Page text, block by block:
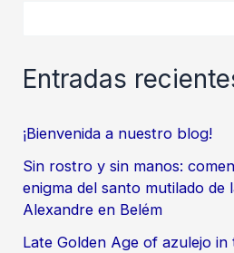
Entradas
¡Bienvenida a nuestro blog!
Sin rostro y sin manos:
enigma del santo mutilado de
Alexandre en Belém
Late Golden Age of azulejo